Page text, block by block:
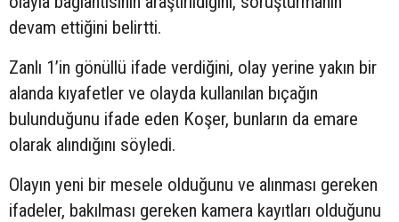
devam ettiğini belirtti.
Zanlı 1’in gönüllü ifade verdiğini, olay yerine yakın bir
alanda kıyafetler ve olayda kullanılan bıçağın
bulunduğunu ifade eden Koşer, bunların da emare
olarak alındığını söyledi.
Olayın yeni bir mesele olduğunu ve alınması gereken
ifadeler, bakılması gereken kamera kayıtları olduğunu